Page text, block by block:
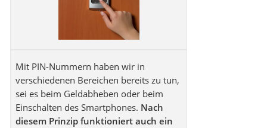
Mit PIN-Nummern haben wir in
verschiedenen Bereichen bereits zu tun,
sei es beim Geldabheben oder beim
Einschalten des Smartphones. Nach
diesem Prinzip funktioniert auch ein